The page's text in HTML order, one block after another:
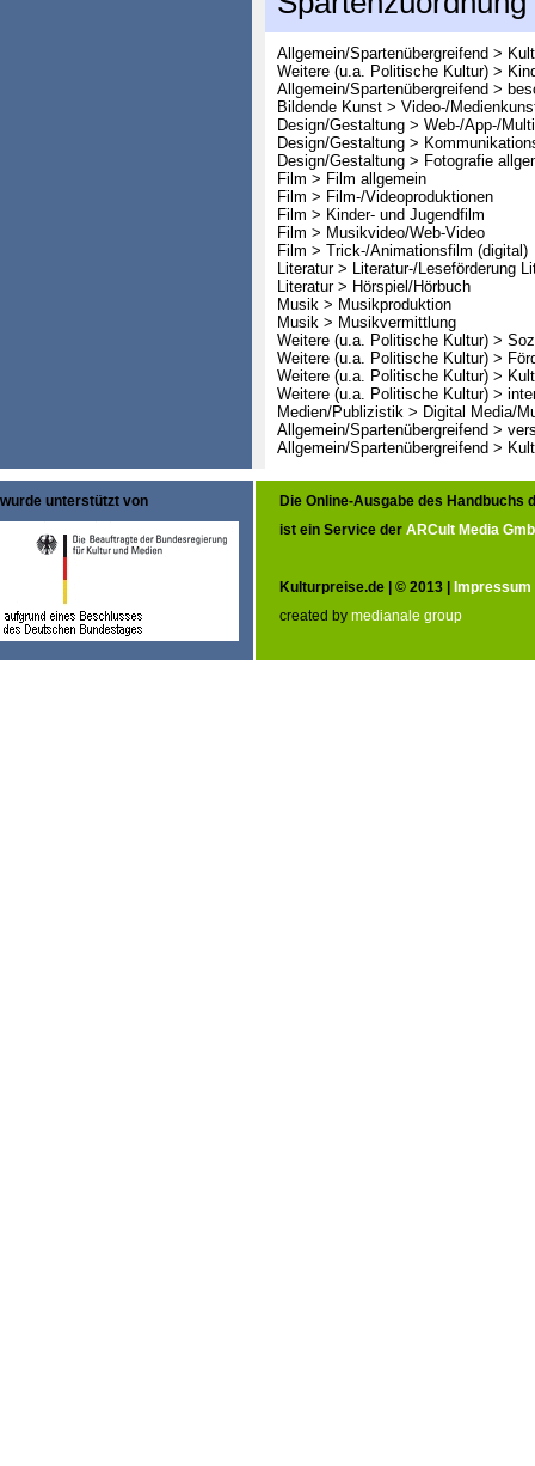
Allgemein/Spartenübergreifend >
Weitere (u.a. Politische Kultur) >
Allgemein/Spartenübergreifend >
Bildende Kunst > Video-/
Design/Gestaltung > Web-/App-/
Design/Gestaltung >
Design/Gestaltung > Fotografie
Film > Film allgemein
Film > Film-/Videoproduktionen
Film > Kinder- und Jugendfilm
Film > Musikvideo/Web-Video
Film > Trick-/Animationsfilm (digital)
Literatur > Literatur-/Leseförderung
Literatur > Hörspiel/Hörbuch
Musik > Musikproduktion
Musik > Musikvermittlung
Weitere (u.a. Politische Kultur) >
Weitere (u.a. Politische Kultur) >
Weitere (u.a. Politische Kultur) >
Weitere (u.a. Politische Kultur) >
Medien/Publizistik > Digital Media/
Allgemein/Spartenübergreifend >
Allgemein/Spartenübergreifend >
wurde unterstützt von
Die Online-Ausgabe des Handbuchs
ist ein Service der ARCult Media
Kulturpreise.de | © 2013 | Impressum
created by medianale group